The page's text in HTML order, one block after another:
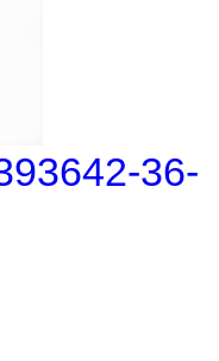
36-